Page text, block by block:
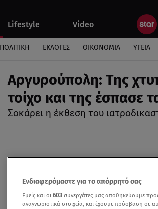
Lifestyle Video
ΠΟΛΙΤΙΚΗ ΕΚΛΟΓΕΣ ΟΙΚΟΝΟΜΙΑ ΥΓΕΙΑ
Αργυρούπολη: Της
τοίχο και της έσπασε
Σοκάρει η έκθεση του
Ενδιαφερόμαστε για το απόρρητό σας
Εμείς και οι 603 συνεργάτες μας αποθηκεύουμε
αναγνωριστικά στοιχεία, και έχουμε πρόσβαση σε